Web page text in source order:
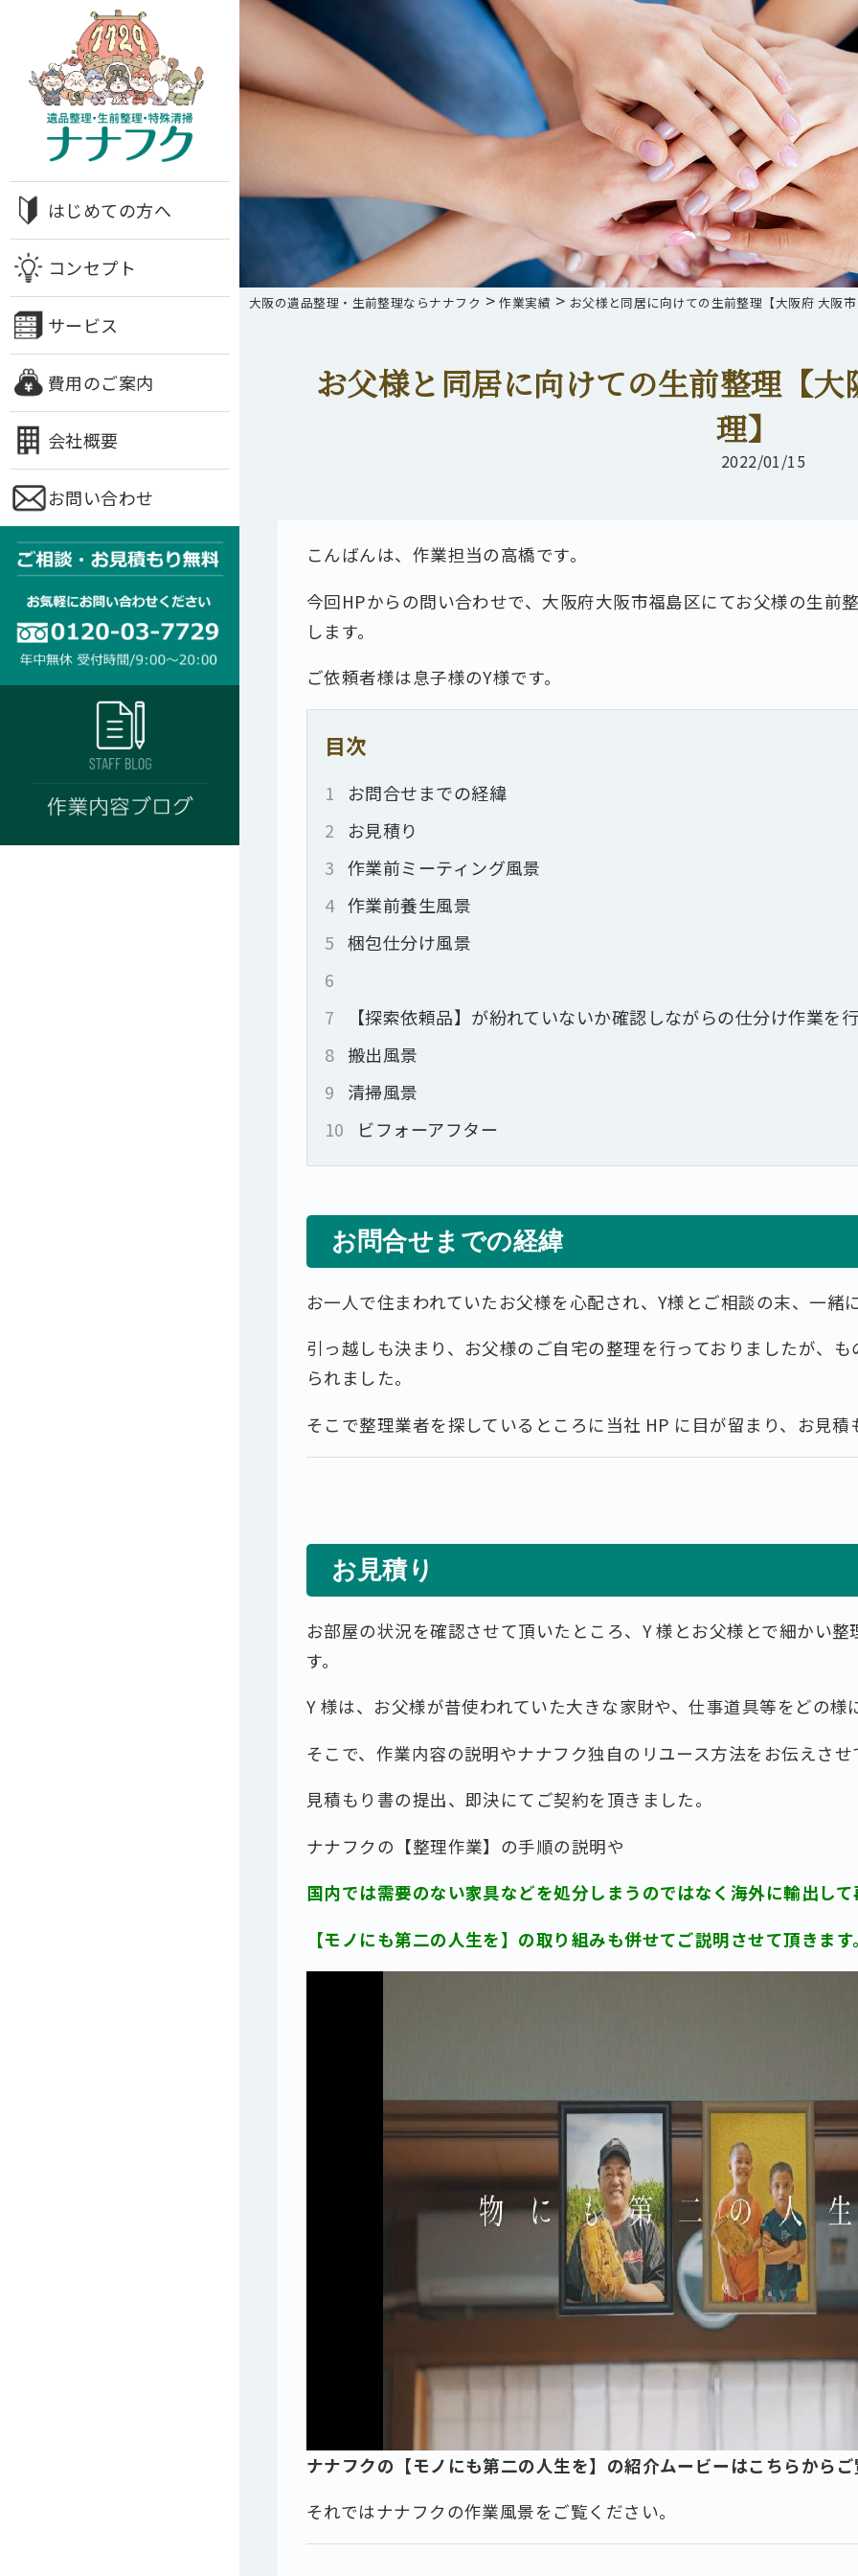
はじめての方へ
コンセプト
サービス
費用のご案内
会社概要
お問い合わせ
大阪の遺品整理・生前整理ならナナフク >作業実績 > お父様と同居に向けての生前整理【大阪府 大
お父様と同居に向けての生前整理【
理】
2022/01/15
こんばんは、作業担当の高橋です。
今回HPからの問い合わせで、大阪府大阪市福島区にてお父様の生前
します。
ご依頼者様は息子様のY様です。
目次
1
お問合せまでの経緯
2
お見積り
3 作業前ミーティング風景
4 作業前養生風景
5 梱包仕分け風景
6
7
【探索依頼品】が紛れていないか確認しながらの仕分け作業を
8 搬出風景
9
清掃風景
10
ビフォーアフター
お問合せまでの経緯
お⼀⼈で住まわれていたお⽗様を⼼配され、Y様とご相談の末、⼀緒
引っ越しも決まり、お⽗様のご⾃宅の整理を⾏っておりましたが、
られました。
そこで整理業者を探しているところに当社 HP に⽬が留まり、お⾒
お見積り
お部屋の状況を確認させて頂いたところ、Y 様とお父様とで細かい
す。
Y 様は、お⽗様が昔使われていた⼤きな家財や、仕事道具等をどの
そこで、作業内容の説明やナナフク独自のリユース⽅法をお伝えさ
見積もり書の提出、即決にてご契約を頂きました。
ナナフクの【整理作業】の手順の説明や
国内では需要のない家具などを処分しまうのではなく海外に輸出し
【モノにも第二の人生を】の取り組みも併せてご説明させて頂きます
ナナフクの【モノにも第二の人生を】の紹介ムービーはこちらから
それではナナフクの作業風景をご覧ください。